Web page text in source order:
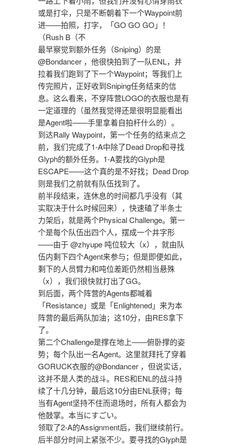
或是打伞，只是不断朝着下一个Waypoint前
进——拍照，打字，「GO GO GO」！
（Rush B（不
最早察觉到额外任务（Sniping）的是
@Bondancer ，他很快拍到了一队ENL，并
拉着我们跑到了下一个Waypoint；等我们上
传完照片，正好收到Sniping任务结束的信
息。这么看来，不穿阵营LOGO的衣服也是有
一定道理的（虽然我觉得还是很明显能看出
是Agent啦——手里拿着自拍杆什么的）。
到达Rally Waypoint，第一个任务的结束点之
前，我们完成了1-A中除了Dead Drop和寻找
Glyph的额外任务。1-A要找的Glyph是
ESCAPE——这个真的是不好找；Dead Drop
则是我们之前就有队伍找到了。
前半段结束，连休息的时间都几乎没有（其
实取决于什么时候回来），快速磕了半条士
力架后，就是两个Physical Challenge。第一
个是每个队伍出四个人，摆成一个井字形
——由于 @zhyupe 吨位较大（x），就由队
伍内剩下四个Agent来参与；但是即便如此，
剩下的人员臂力和吨位差距仍然相当悬殊
（x），我们很快就打出了GG。
到后面，两个阵营的Agents都喊着
「Resistance」或是「Enlightened」来为本
阵营的最后两队加油；这10分，由RES拿下
了。
第二个Challenge是撑在地上——俯卧撑的姿
势；每个队出一名Agent。这里就拜托了穿着
GORUCK衣服的@Bondancer ，但说实话，
这并不是人类的战斗。RES和ENL的战斗持
续了十几分钟，最后这10分由ENL获得；每
当有Agent坚持不住而退场时，所有人都会为
他鼓掌。本当にすごい。
领取了2-A的Assignment后，我们继续前行。
后半部分时间上紧张不少。要寻找的Glyph是